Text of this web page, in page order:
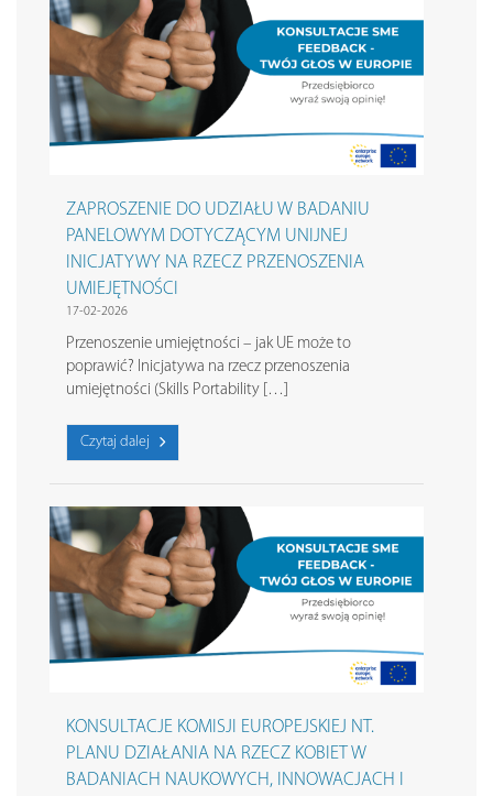
ZAPROSZENIE DO UDZIAŁU W BADANIU
PANELOWYM DOTYCZĄCYM UNIJNEJ
INICJATYWY NA RZECZ PRZENOSZENIA
UMIEJĘTNOŚCI
17-02-2026
Przenoszenie umiejętności – jak UE może to
poprawić? Inicjatywa na rzecz przenoszenia
umiejętności (Skills Portability […]
Czytaj dalej
KONSULTACJE KOMISJI EUROPEJSKIEJ NT.
PLANU DZIAŁANIA NA RZECZ KOBIET W
BADANIACH NAUKOWYCH, INNOWACJACH I